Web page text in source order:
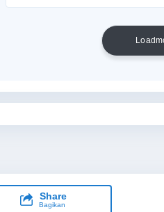
Share
Bagikan